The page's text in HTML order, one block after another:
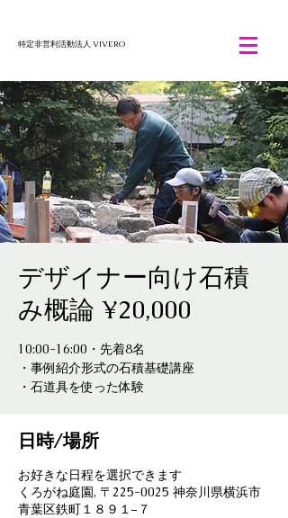
特定非営利活動法人 VIVERO
デザイナー向け石積
み概論 ¥20,000
10:00-16:00・先着8名
・事例紹介形式の石積基礎講座
・石道具を使った体験
日時/場所
お好きな日程を選択できます
くろがね庭園, 〒225-0025 神奈川県横浜市
青葉区鉄町１８９１−７